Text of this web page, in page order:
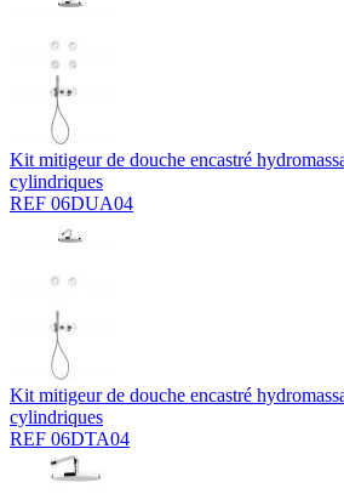
Kit mitigeur de douche encastré
cylindriques
REF 06DUA04
Kit mitigeur de douche encastré
cylindriques
REF 06DTA04